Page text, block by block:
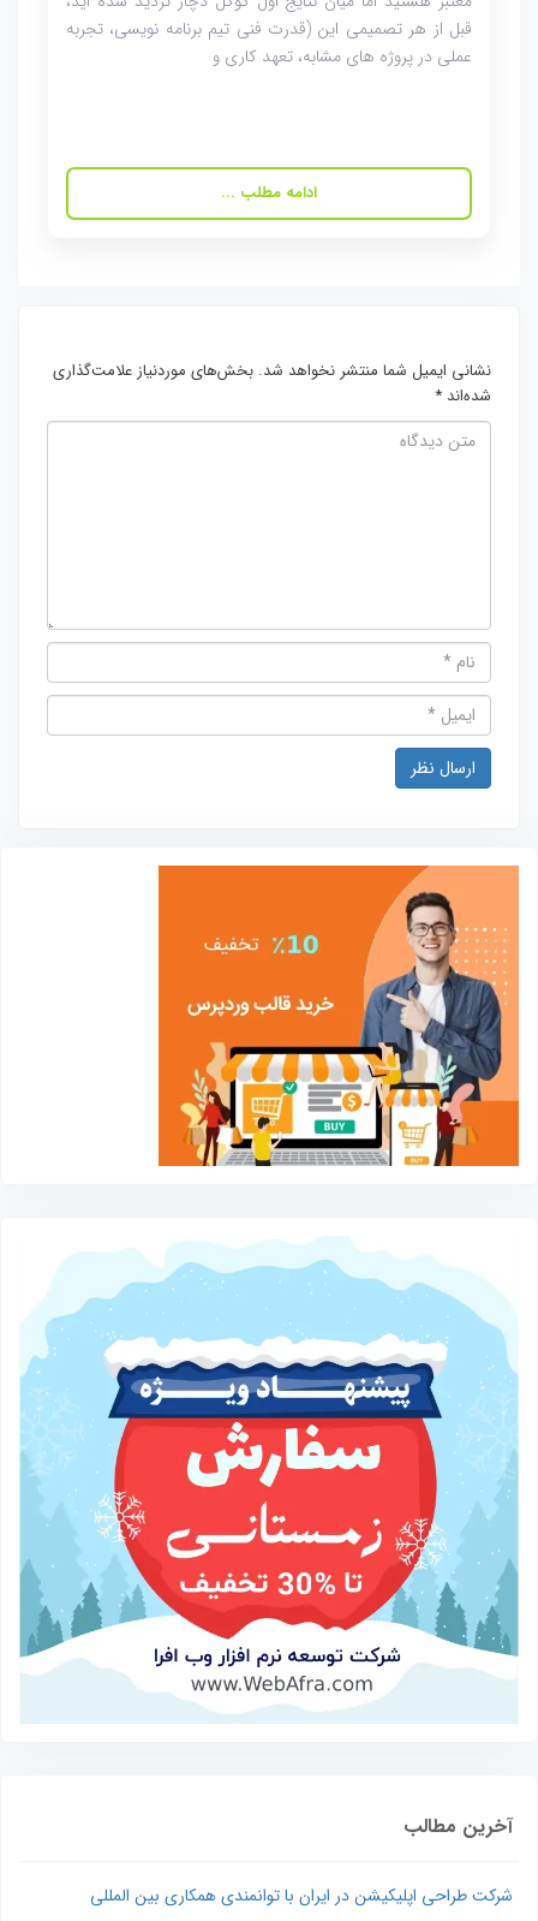
قبل از هر تصمیمی این (قدرت فنی تیم برنامه نویسی، تجربه
عملی در پروژه های مشابه، تعهد کاری و
ادامه مطلب ...
نشانی ایمیل شما منتشر نخواهد شد. بخش‌های موردنیاز علامت‌گذاری
شده‌اند *
آخرین مطالب
شرکت طراحی اپلیکیشن در ایران با توانمندی همکاری بین المللی